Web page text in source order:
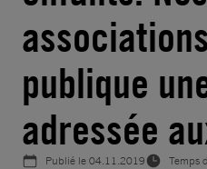
publique
adressée
Publié le04.11.2019
Temps